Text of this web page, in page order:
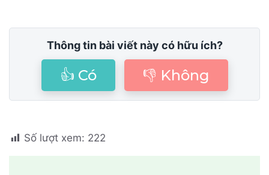
Thông tin bài viết này có hữu ích?
👍 Có 👎 Không
Số lượt xem: 222